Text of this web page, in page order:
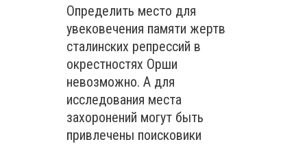
Определить место для
увековечения памяти жертв
сталинских репрессий в
окрестностях Орши
невозможно. А для
исследования места
захоронений могут быть
привлечены поисковики